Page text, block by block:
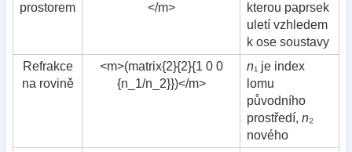
prostorem
</m>
kterou paprsek
uletí vzhledem
k ose soustavy
Refrakce
na rovině
<m>(matrix{2}{2}{1 0 0
{n_1/n_2}})</m>
n₁ je index
lomu
původního
prostředí, n₂
nového